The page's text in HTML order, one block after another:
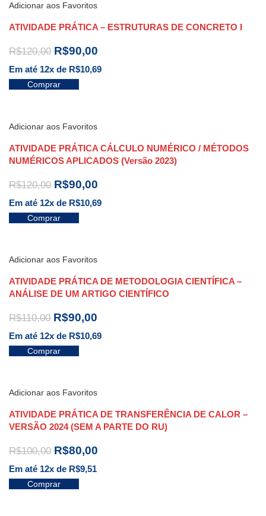
Adicionar aos Favoritos
ATIVIDADE PRÁTICA – ESTRUTURAS DE CONCRETO I
R$120,00 R$90,00
Em até 12x de R$10,69
Comprar
Adicionar aos Favoritos
ATIVIDADE PRÁTICA CÁLCULO NUMÉRICO / MÉTODOS
NUMÉRICOS APLICADOS (Versão 2023)
R$120,00 R$90,00
Em até 12x de R$10,69
Comprar
Adicionar aos Favoritos
ATIVIDADE PRÁTICA DE METODOLOGIA CIENTÍFICA –
ANÁLISE DE UM ARTIGO CIENTÍFICO
R$110,00 R$90,00
Em até 12x de R$10,69
Comprar
Adicionar aos Favoritos
ATIVIDADE PRÁTICA DE TRANSFERÊNCIA DE CALOR –
VERSÃO 2024 (SEM A PARTE DO RU)
R$100,00 R$80,00
Em até 12x de R$9,51
Comprar